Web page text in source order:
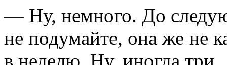
— Ну, немного. До
не подумайте, она же не